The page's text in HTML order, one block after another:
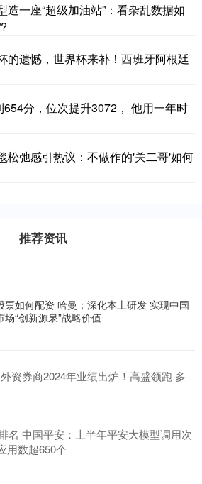
造一座“超级加油站”：看杂乱数据如
的遗憾，世界杯来补！西班牙阿根廷
分，位次提升3072， 他用一年时
松弛感引热议：不做作的'关二哥'如何
推荐资讯
票如何配资 哈曼：深化本土研发 实现中国
场“创新源泉”战略价值
资券商2024年业绩出炉！高盛领跑 多
名 中国平安：上半年平安大模型调用次
用数超650个